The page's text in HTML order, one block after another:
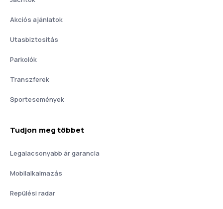
Akciós ajánlatok
Utasbiztositás
Parkolók
Transzferek
Sportesemények
Tudjon meg többet
Legalacsonyabb ár garancia
Mobilalkalmazás
Repülési radar